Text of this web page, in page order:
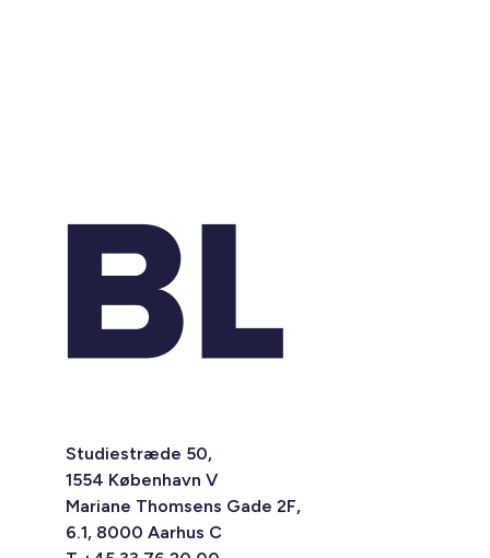
Studiestræde 50,
1554 København V
Mariane Thomsens Gade 2F,
6.1, 8000 Aarhus C